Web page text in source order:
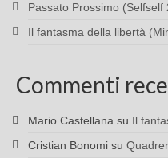
Passato Prossimo (Selfself
Il fantasma della libertà
Commenti
Mario Castellana su Il
Cristian Bonomi su